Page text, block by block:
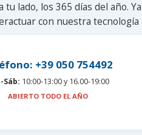
tu lado, los 365 días del año.
con nuestra tecnología
+39 050 754492
Sáb: 10:00-13:00 y 16.00-19:00
ABIERTO TODO EL AÑO